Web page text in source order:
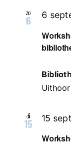
zo
6 6
di
15 15